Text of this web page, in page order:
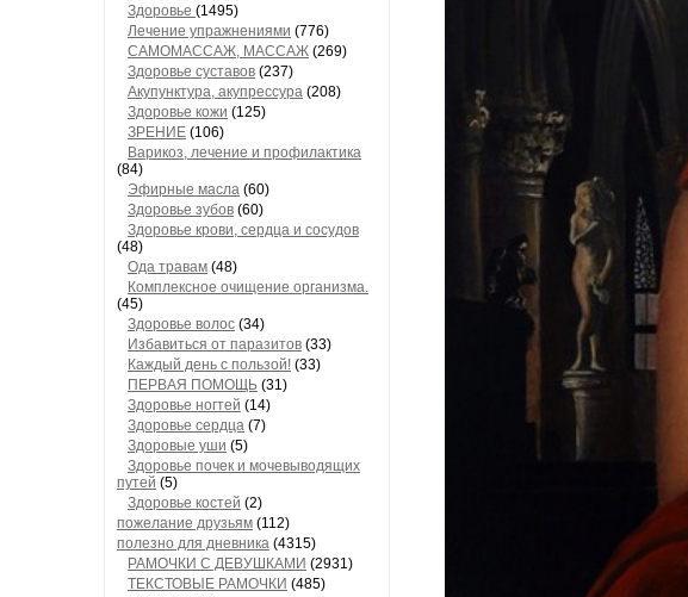
Здоровье (1495)
Лечение упражнениями (776)
САМОМАССАЖ, МАССАЖ (269)
Здоровье суставов (237)
Акупунктура, акупрессура (208)
Здоровье кожи (125)
ЗРЕНИЕ (106)
Варикоз, лечение и профилактика
(84)
Эфирные масла (60)
Здоровье зубов (60)
Здоровье крови, сердца и сосудов
(48)
Ода травам (48)
Комплексное очищение организма.
(45)
Здоровье волос (34)
Избавиться от паразитов (33)
Каждый день с пользой! (33)
ПЕРВАЯ ПОМОЩЬ (31)
Здоровье ногтей (14)
Здоровье сердца (7)
Здоровые уши (5)
Здоровье почек и мочевыводящих
путей (5)
Здоровье костей (2)
пожелание друзьям (112)
полезно для дневника (4315)
РАМОЧКИ С ДЕВУШКАМИ (2931)
ТЕКСТОВЫЕ РАМОЧКИ (485)